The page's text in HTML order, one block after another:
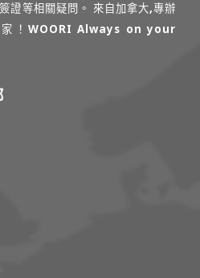
證等相關疑問。 來自加拿大,專辦
！WOORI Always on your